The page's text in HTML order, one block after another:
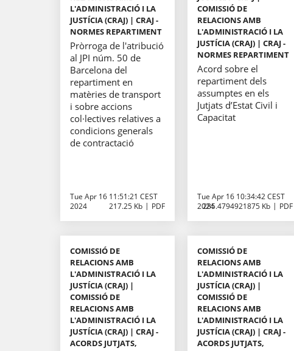
L'ADMINISTRACIÓ I LA
JUSTÍCIA (CRAJ) | CRAJ -
NORMES REPARTIMENT
Pròrroga de l'atribució
al JPI núm. 50 de
Barcelona del
repartiment en
matèries de transport
i sobre accions
col·lectives relatives a
condicions generals
de contractació
Tue Apr 16 11:51:21 CEST
2024
217.25 Kb PDF
COMISSIÓ DE
RELACIONS AMB
L'ADMINISTRACIÓ I LA
JUSTÍCIA (CRAJ) | CRAJ -
NORMES REPARTIMENT
Acord sobre el
repartiment dels
assumptes en els
Jutjats d’Estat Civil i
Capacitat
Tue Apr 16 10:34:42 CEST
2024
285.4794921875 Kb PDF
COMISSIÓ DE
RELACIONS AMB
L'ADMINISTRACIÓ I LA
JUSTÍCIA (CRAJ) |
COMISSIÓ DE
RELACIONS AMB
L'ADMINISTRACIÓ I LA
JUSTÍCIA (CRAJ) | CRAJ -
ACORDS JUTJATS,
COMISSIÓ DE
RELACIONS AMB
L'ADMINISTRACIÓ I LA
JUSTÍCIA (CRAJ) |
COMISSIÓ DE
RELACIONS AMB
L'ADMINISTRACIÓ I LA
JUSTÍCIA (CRAJ) | CRAJ -
ACORDS JUTJATS,